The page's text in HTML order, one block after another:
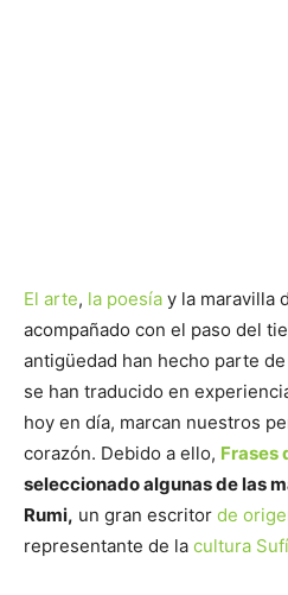
El arte, la poesía y la maravilla
acompañado con el paso del
antigüedad han hecho parte
se han traducido en
hoy en día, marcan nuestros
corazón. Debido a ello, Frases
seleccionado algunas de las
Rumi, un gran escritor de
representante de la cultura Sufí